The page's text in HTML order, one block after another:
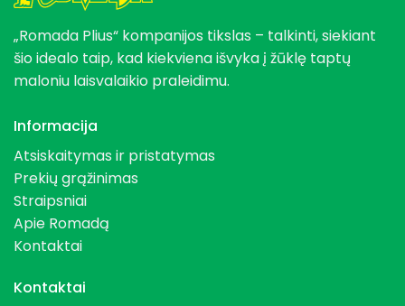
„Romada Plius“ kompanijos tikslas – talkinti, siekiant
šio idealo taip, kad kiekviena išvyka į žūklę taptų
maloniu laisvalaikio praleidimu.
Informacija
Atsiskaitymas ir pristatymas
Prekių grąžinimas
Straipsniai
Apie Romadą
Kontaktai
Kontaktai